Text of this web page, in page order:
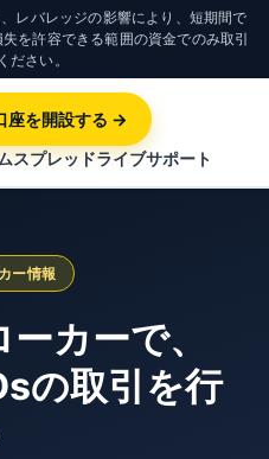
レバレッジの影響により、短期間で
を許容できる範囲の資金でのみ取引
ださい。
スプレッドライブサポート
座を開設する →
ー情報
カーで、
の取引を行